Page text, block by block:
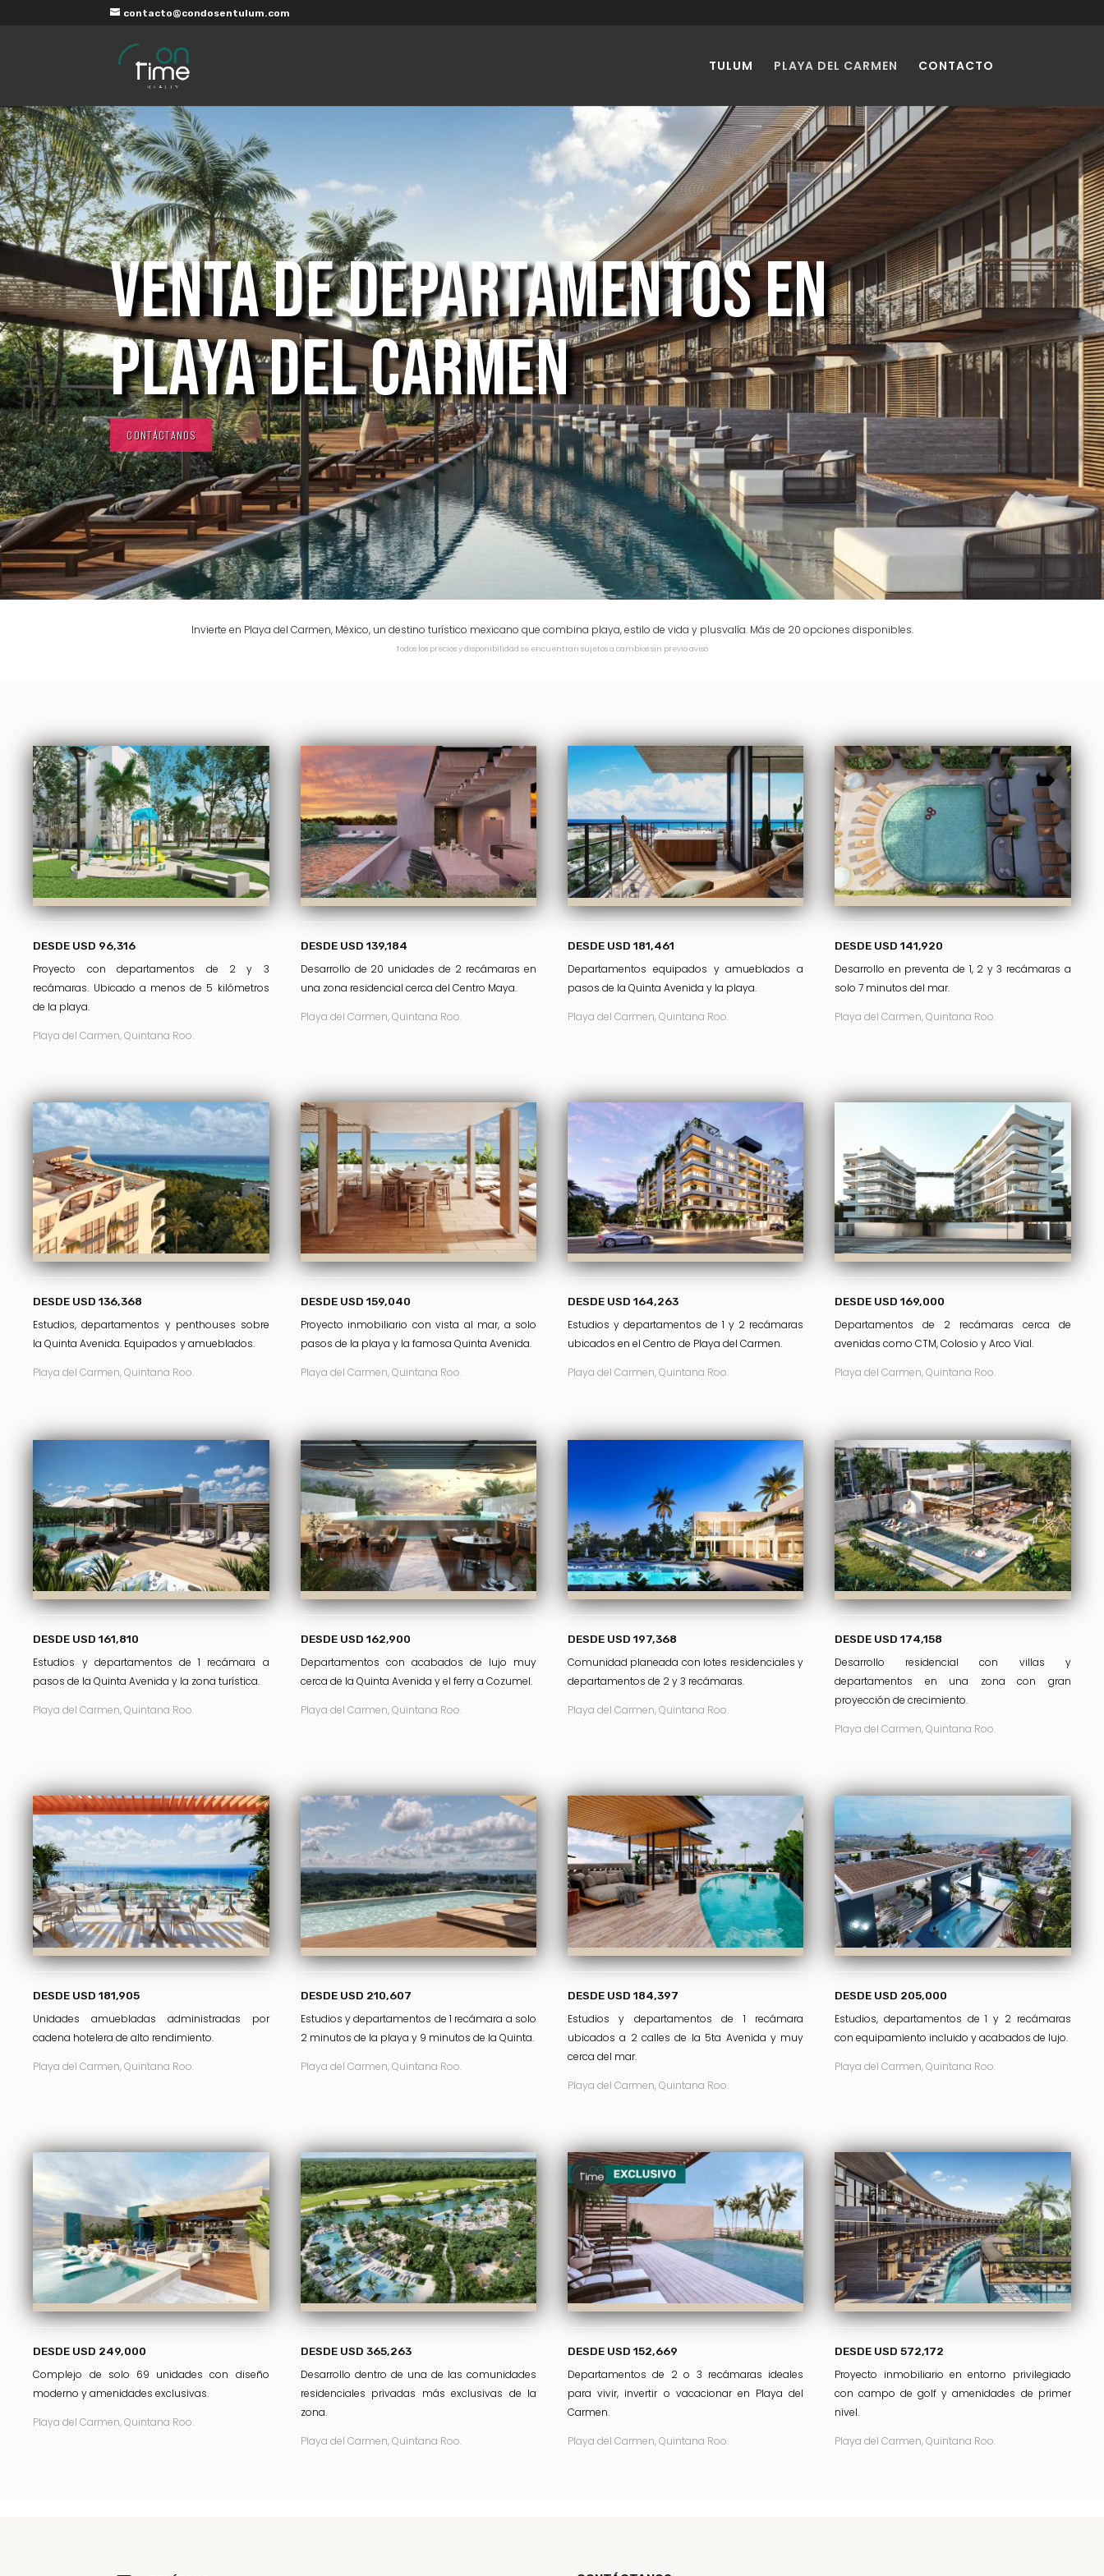
contacto@condosentulum.com
TULUM PLAYA DEL CARMEN CONTACTO
VENTA DE DEPARTAMENTOS EN
PLAYA DEL CARMEN
CONTÁCTANOS
Invierte en Playa del Carmen, México, un destino turístico mexicano que combina playa, estilo de vida y plusvalía. Más de 20 opciones disponibles.
Todos los precios y disponibilidad se encuentran sujetos a cambios sin previo aviso
DESDE USD 96,316
Proyecto con departamentos de 2 y 3
recámaras. Ubicado a menos de 5 kilómetros
de la playa.
Playa del Carmen, Quintana Roo.
DESDE USD 139,184
Desarrollo de 20 unidades de 2 recámaras en
una zona residencial cerca del Centro Maya.
Playa del Carmen, Quintana Roo.
DESDE USD 181,461
Departamentos equipados y amueblados a
pasos de la Quinta Avenida y la playa.
Playa del Carmen, Quintana Roo.
DESDE USD 141,920
Desarrollo en preventa de 1, 2 y 3 recámaras a
solo 7 minutos del mar.
Playa del Carmen, Quintana Roo.
DESDE USD 136,368
Estudios, departamentos y penthouses sobre
la Quinta Avenida. Equipados y amueblados.
Playa del Carmen, Quintana Roo.
DESDE USD 159,040
Proyecto inmobiliario con vista al mar, a solo
pasos de la playa y la famosa Quinta Avenida.
Playa del Carmen, Quintana Roo.
DESDE USD 164,263
Estudios y departamentos de 1 y 2 recámaras
ubicados en el Centro de Playa del Carmen.
Playa del Carmen, Quintana Roo.
DESDE USD 169,000
Departamentos de 2 recámaras cerca de
avenidas como CTM, Colosio y Arco Vial.
Playa del Carmen, Quintana Roo.
DESDE USD 161,810
Estudios y departamentos de 1 recámara a
pasos de la Quinta Avenida y la zona turística.
Playa del Carmen, Quintana Roo.
DESDE USD 162,900
Departamentos con acabados de lujo muy
cerca de la Quinta Avenida y el ferry a Cozumel.
Playa del Carmen, Quintana Roo.
DESDE USD 197,368
Comunidad planeada con lotes residenciales y
departamentos de 2 y 3 recámaras.
Playa del Carmen, Quintana Roo.
DESDE USD 174,158
Desarrollo residencial con villas y
departamentos en una zona con gran
proyección de crecimiento.
Playa del Carmen, Quintana Roo.
DESDE USD 181,905
Unidades amuebladas administradas por
cadena hotelera de alto rendimiento.
Playa del Carmen, Quintana Roo.
DESDE USD 210,607
Estudios y departamentos de 1 recámara a solo
2 minutos de la playa y 9 minutos de la Quinta.
Playa del Carmen, Quintana Roo.
DESDE USD 184,397
Estudios y departamentos de 1 recámara
ubicados a 2 calles de la 5ta Avenida y muy
cerca del mar.
Playa del Carmen, Quintana Roo.
DESDE USD 205,000
Estudios, departamentos de 1 y 2 recámaras
con equipamiento incluido y acabados de lujo.
Playa del Carmen, Quintana Roo.
DESDE USD 249,000
Complejo de solo 69 unidades con diseño
moderno y amenidades exclusivas.
Playa del Carmen, Quintana Roo.
DESDE USD 365,263
Desarrollo dentro de una de las comunidades
residenciales privadas más exclusivas de la
zona.
Playa del Carmen, Quintana Roo.
DESDE USD 152,669
Departamentos de 2 o 3 recámaras ideales
para vivir, invertir o vacacionar en Playa del
Carmen.
Playa del Carmen, Quintana Roo.
DESDE USD 572,172
Proyecto inmobiliario en entorno privilegiado
con campo de golf y amenidades de primer
nivel.
Playa del Carmen, Quintana Roo.